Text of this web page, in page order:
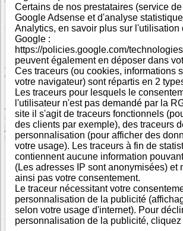
Recherchez une entreprise sud-africaine avec sa
son adresse ou son numéro de registre sud-
Si votre entreprise exporte et vend à une clientèle
auprès d'un fournisseur sud-africain, il est
de la solidité et de la fiabilité de vos partenaires en
En Afrique, Info-clipper.com vous apporte toute
cette évaluation notamment grâce au score de
solvabilité, au calcul des délais de paiement
juridique des sociétés sud-africaines en ce qui
procédures de redressement ou de liquidation en
SALIM SPICE PALACE (PTY) LTD A RAMA
SONS OF AFRICA FUEL (PTY)
LTD
PEMICO
FRIENDS
THABELO
JAPAN AUTO PARTS DREA CC
MY HOUSE
(PTY) LTD
Certains de nos prestataires (service
Google Adsense et d'analyse
Analytics, en savoir plus sur l'utilisation
Google :
https://policies.google.com/
peuvent également en déposer dans
Ces traceurs (ou cookies, informations
votre navigateur) sont répartis en 2
Les traceurs pour lesquels le
l'utilisateur n'est pas demandé par la
site il s'agit de traceurs fonctionnels
des clients par exemple), des traceurs
personnalisation (pour afficher des
votre usage). Les traceurs à fin de
contiennent aucune information
(Les adresses IP sont anonymisées) et
ainsi pas votre consentement.
Le traceur nécessitant votre
personnalisation de la publicité
selon votre usage d'internet). Pour
personnalisation de la publicité,